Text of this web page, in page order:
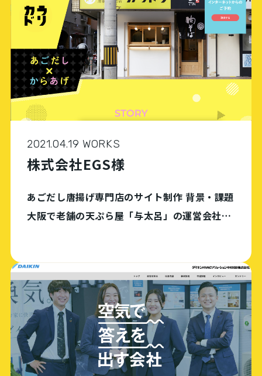
て […]
2021.04.19 WORKS
株式会社EGS様
あごだし唐揚げ専門店のサイト制作 背景・課題
大阪で老舗の天ぷら屋「与太呂」の運営会社。
の参入を決定。新たな顧客層の獲得に向け、既
存業態 […]